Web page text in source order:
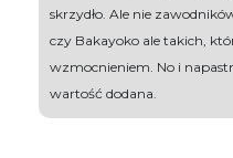
skrzydło. Ale nie
czy Bakayoko ale takich,
wzmocnieniem. No i
wartość dodana.